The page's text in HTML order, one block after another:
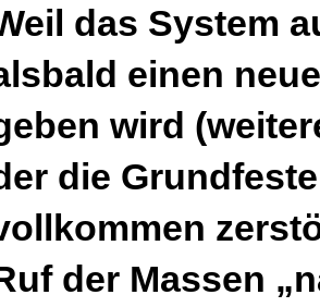
das System
einen
wird
die
der Massen